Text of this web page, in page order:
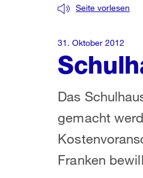
Seite vorlesen
Das
gemacht
Franken
31. Oktober 2012